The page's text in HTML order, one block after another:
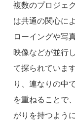
複数のプロジェ
は共通の関心に
ローイングや写
映像などが並行
て探られていま
り、連なりの中
を重ねることで
がりを持つよう